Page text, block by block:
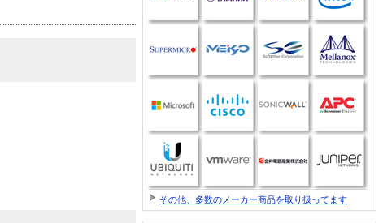
その他、多数のメーカー商品を取り扱ってます